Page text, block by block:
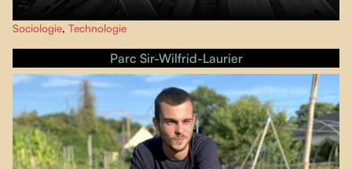
Essai documentaire portant sur l’envahissement des machines dans nos vies
et sur la « guerre culturelle » qui en découle.
Sociologie, Technologie
Parc Sir-Wilfrid-Laurier